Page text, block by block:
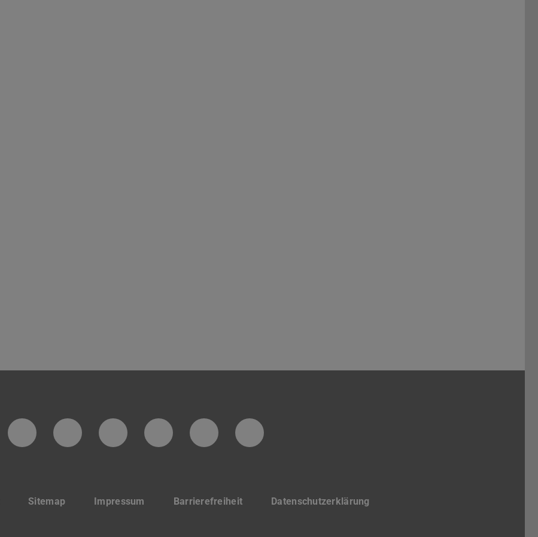
Facebook-Seite des Fachbereichs Architektur
Instagram-Seite des Fachbereichs Architektur
YouTube-Kanal des Fachbereichs Architektur
LinkedIn-Profil des Fachbereichs Architektur
Twitter-Kanal des Fachbereichs Architektur
Infokanal für Studierende der TUDa
Sitemap Impressum Barrierefreiheit Datenschutzerklärung